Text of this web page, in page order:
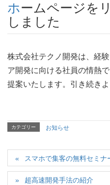
ホームページをリニューアルいた
しました
株式会社テクノ開発は、経
ア開発に向ける社員の情熱
提案いたします。引き続き
カテゴリー お知らせ
スマホで集客の無料セミナ
超高速開発手法の紹介